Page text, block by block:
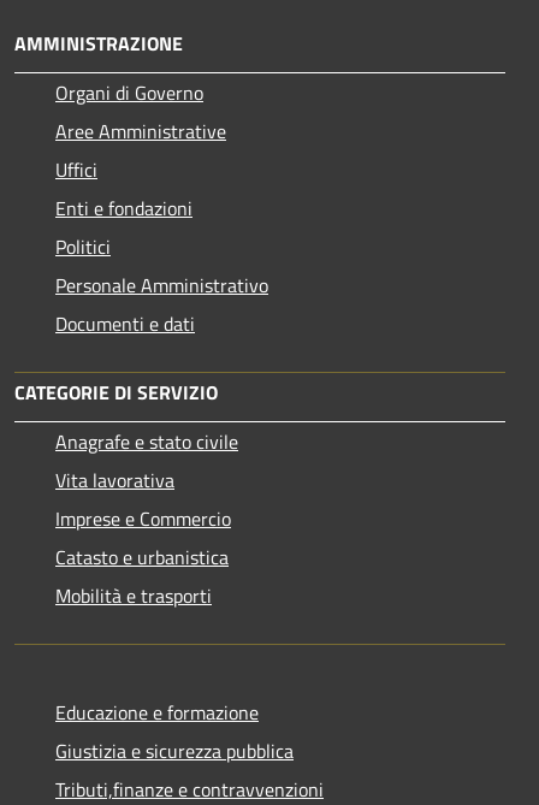
AMMINISTRAZIONE
Organi di Governo
Aree Amministrative
Uffici
Enti e fondazioni
Politici
Personale Amministrativo
Documenti e dati
CATEGORIE DI SERVIZIO
Anagrafe e stato civile
Vita lavorativa
Imprese e Commercio
Catasto e urbanistica
Mobilità e trasporti
Educazione e formazione
Giustizia e sicurezza pubblica
Tributi,finanze e contravvenzioni